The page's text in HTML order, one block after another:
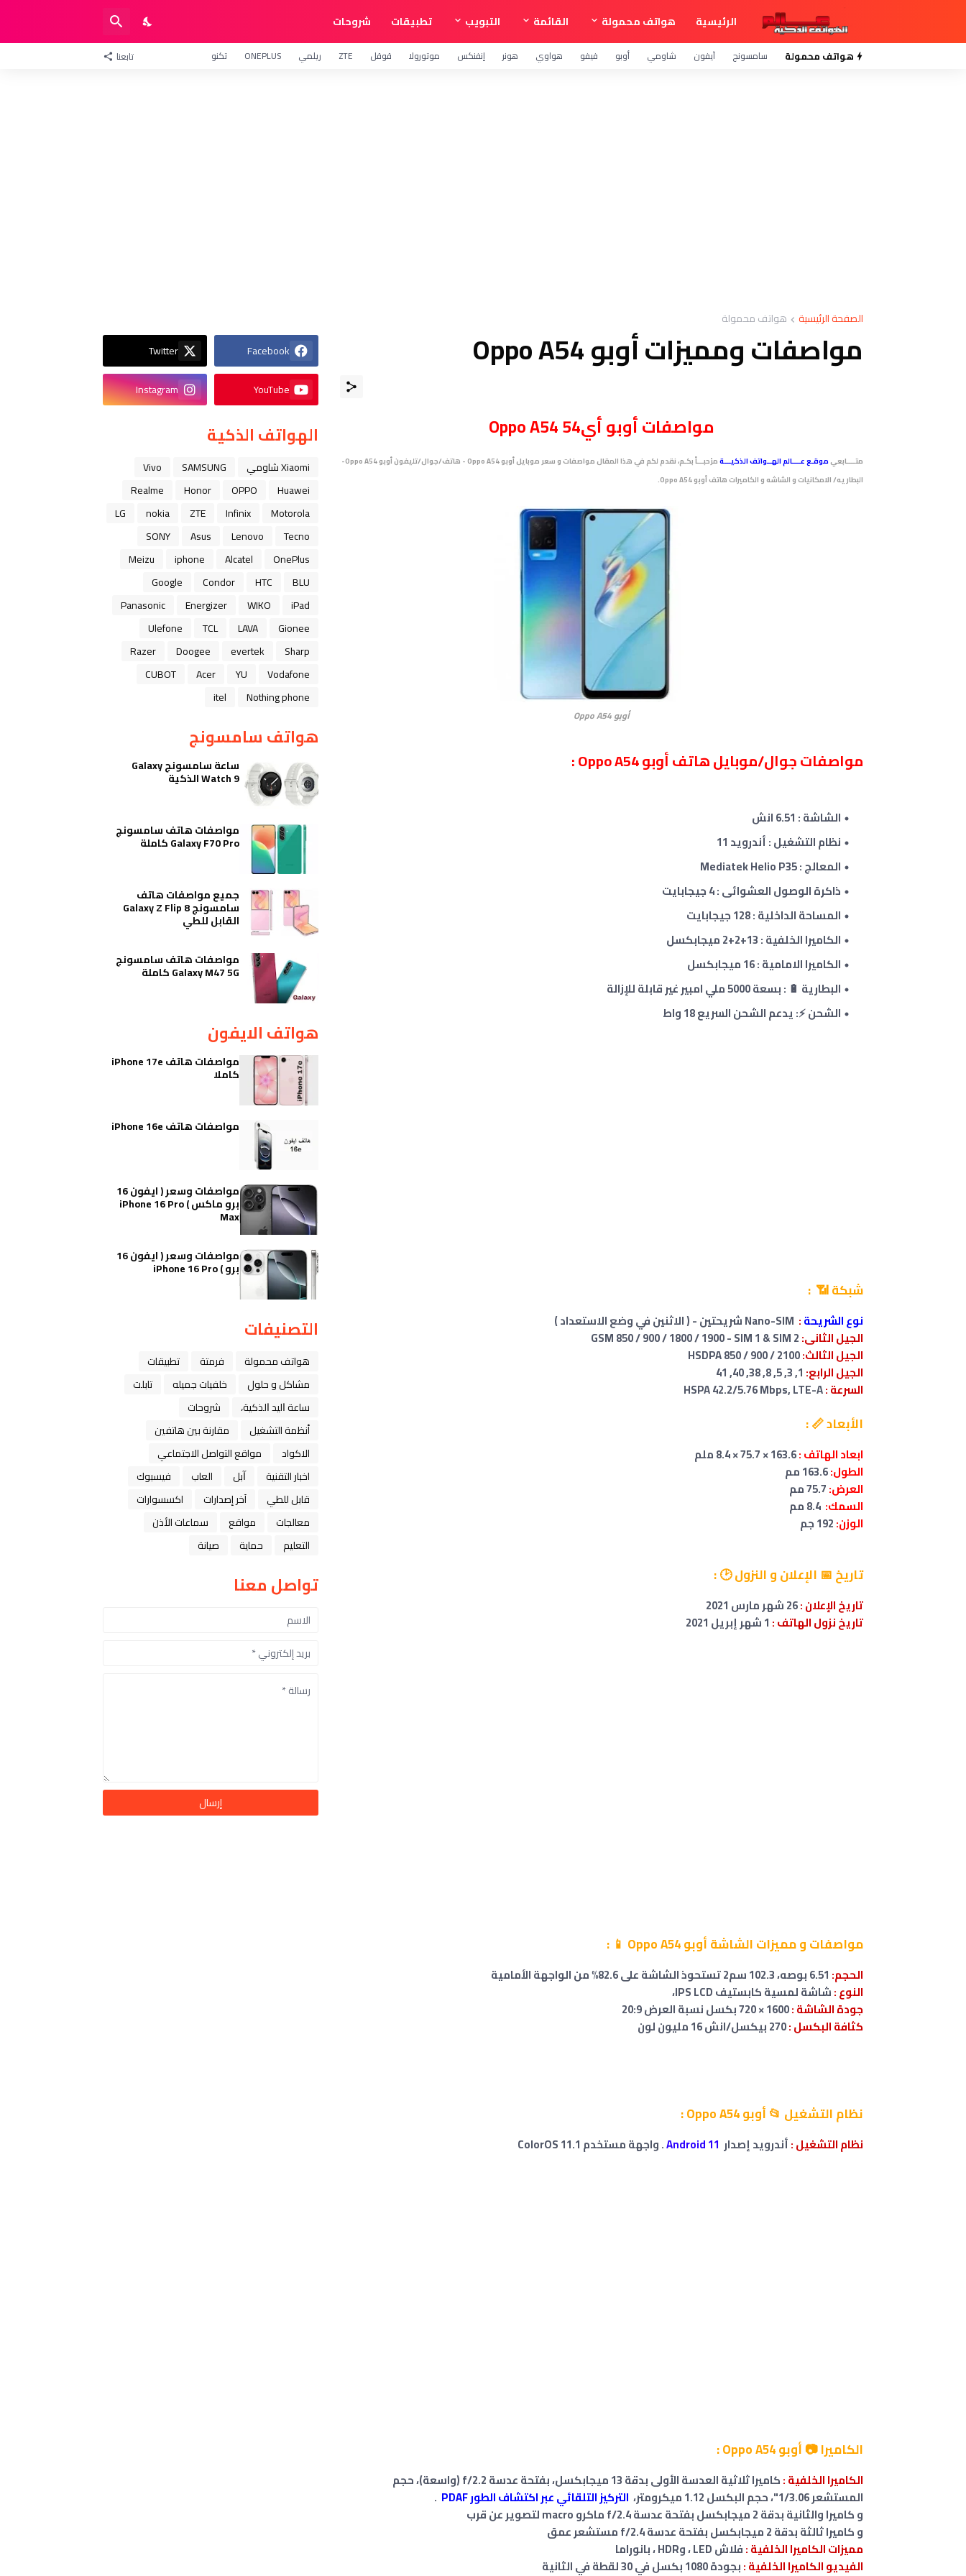
الرئيسية هواتف محمولة القائمة التبويب تطبيقات شروحات
هواتف محمولة سامسونج آيفون شاومي أوبو فيفو هواوي هونر إنفنكس موتورولا قوقل ZTE ريلمي ONEPLUS تكنو تابعنا
الصفحة الرئيسية هواتف محمولة
مواصفات ومميزات أوبو Oppo A54
مواصفاتأوبو أي54 Oppo A54
متــــابعيموقـع عــــالم الهــواتف الذكيـــة
مرْحبـــاً بكـم، نقدم لكم في هذا المقال مواصفات و سعر موبايل أوبو Oppo A54 - هاتف/جوال/تليفون أوبو Oppo A54-
البطاريه/ الامكانيات و الشاشه و الكاميرات هاتف أوبو Oppo A54.
أوبو Oppo A54
مواصفات جوال/موبايل هاتف أوبو Oppo A54 :
الشاشة : 6.51 انش
نظام التشغيل : أندرويد 11
المعالج : Mediatek Helio P35
ذاكرة الوصول العشوائى :4جيجابايت
المساحة الداخلية :128جيجابايت
الكاميرا الخلفية : 13+2
+2 ميجابكسل
الكاميرا الامامية : 16 ميجابكسل
البطارية 🔋 : بسعة 5000 ملي امبير غير قابلة للإزالة
الشحن ⚡: يدعم الشحن السريع18 واط
شبكة 📶 :
نوع الشريحة: Nano-SIM شريحتين - ( الاثنين في وضع الاستعداد )
الجيل الثانى:
الجيل الثالث:HSDPA 850 / 900 / 2100
الجيل الرابع: 1, 3, 5, 8, 38, 40, 41
السرعة :HSPA 42.2/5.76 Mbps, LTE-A
الأبعاد 📏 :
ابعاد الهاتف :
الطول:
العرض:
السمك:
الوزن:
تاريخ📅 الإعلان و النزول 🕑:
تاريخ الإعلان :26 شهر مارس 2021
تاريخ نزول الهاتف : 1 شهر إبريل 2021
مواصفاتو مميزات الشاشةأوبو Oppo A54 📱
:
الحجم: 6.51 بوصه، 102.3 سم2 تستحوذ الشاشة على 82.6% من الواجهة الأمامية
النوع :شاشة لمسية كابستيف IPS LCD،
جودة الشاشة :1600 × 720 بكسل نسبة العرض 20:9
كثافة البكسل :270 بيكسل/انش 16 مليون لون
نظام التشغيل 📂أوبو Oppo A54 :
نظام التشغيل :أندرويد إصدار Android 11. واجهة مستخدم ColorOS 11.1
الكاميرا 📷 أوبو Oppo A54 :
الكاميرا الخلفية :
كاميرا ثلاثية العدسة الأولى بدقة 13 ميجابكسل، بفتحة عدسة f/2.2 (واسعة)، حجم
المستشعر 1/3.06"، حجم البكسل 1.12 ميكرومتر
، التركيز التلقائي عبر اكتشاف الطور PDAF
.
و كاميراوالثانيةبدقة 2 ميجابكسل بفتحة عدسة f/2.4 ماكرو macro لتصوير عن قرب
و كاميراثالثةبدقة 2 ميجابكسل بفتحة عدسة f/2.4 مستشعر عمق
مميزاتالكاميرا الخلفية :فلاش LED ، وHDR ، بانوراما
الفيديو الكاميرا الخلفية :بجودة 1080 بكسل في 30 لقطة في الثانية
Facebook
Twitter
YouTube
Instagram
الهواتف الذكية
Xiaomi شاومي SAMSUNG
Vivo
Huawei
OPPO
Honor
Realme
Motorola
Infinix
ZTE
nokia
LG
Tecno
Lenovo
Asus
SONY
OnePlus
Alcatel
iphone
Meizu
BLU
HTC
Condor
Google
iPad
WIKO
Energizer
Panasonic
Gionee
LAVA
TCL
Ulefone
Sharp
evertek
Doogee
Razer
Vodafone
YU
Acer
CUBOT
Nothing phone
itel
هواتف سامسونج
ساعة سامسونج Galaxy
Watch 9 الذكية
مواصفات هاتف سامسونج
Galaxy F70 Pro كاملة
جميع مواصفات هاتف
سامسونج Galaxy Z Flip 8
القابل للطي
مواصفات هاتف سامسونج
Galaxy M47 5G كاملة
هواتف الايفون
مواصفات هاتف iPhone 17e
كاملا
مواصفات هاتف iPhone 16e
مواصفات وسعر ( ايفون 16
برو ماكس ) iPhone 16 Pro
Max
مواصفات وسعر ( ايفون 16
برو ) iPhone 16 Pro
التصنيفات
هواتف محمولة فرمتة
تطبيقات
مشاكل و حلول
خلفيات جميله
تابلت
ﺳﺎﻋﺔ ﺍﻟﻴﺪ ﺍﻟﺬﻛﻴﺔ،
شروحات
أنظمة التشغيل
مقارنة بين هاتفين
الاكواد
مواقع التواصل الاجتماعي
اخبار التقنية
ﺁﺑﻞ العاب
فيسبوك
قابل للطي
آخر إصدارات
اكسسوارات
معالجات
مواقع
سماعات الأذن
التعليم
حماية صيانة
تواصل معنا